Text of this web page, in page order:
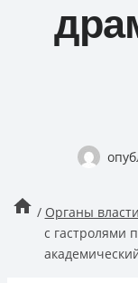
/ Органы власти
с гастролями